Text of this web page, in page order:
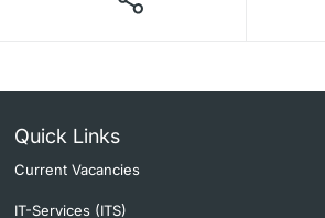
Quick Links
Current Vacancies
IT-Services (ITS)